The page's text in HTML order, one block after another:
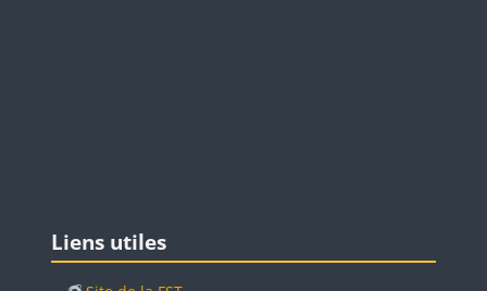
Blocs
Liens utiles